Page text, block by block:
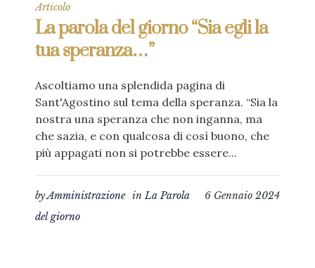
Articolo
La parola del giorno “Sia egli la
tua speranza…”
Ascoltiamo una splendida pagina di
Sant'Agostino sul tema della speranza. “Sia la
nostra una speranza che non inganna, ma
che sazia, e con qualcosa di così buono, che
più appagati non si potrebbe essere...
6 Gennaio 2024
byAmministrazione inLa Parola
del giorno